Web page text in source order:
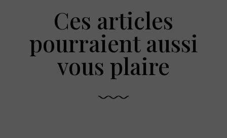
Ces articles
pourraient aussi
vous plaire